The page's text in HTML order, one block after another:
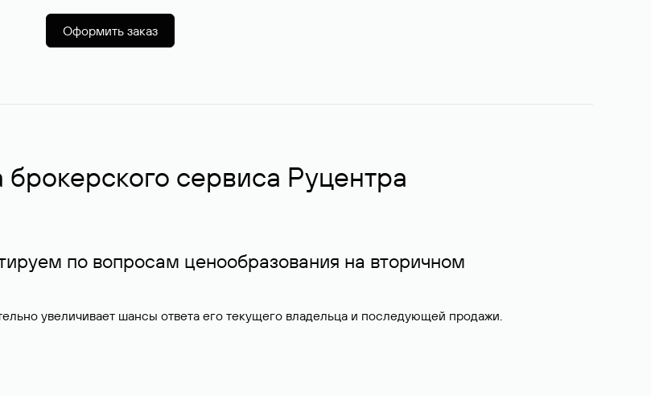
Оформить заказ
сервиса Руцентра
по вопросам ценообразования на вторичном
увеличивает шансы ответа его текущего владельца и последующей продажи.